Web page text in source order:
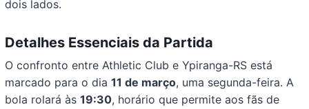
dois lados.
Detalhes Essenciais da Partida
O confronto entre Athletic Club e Ypiranga-RS está
marcado para o dia11 de março, uma segunda-feira. A
bola rolará às19:30, horário que permite aos fãs de